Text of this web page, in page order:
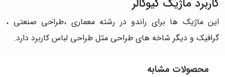
کاربرد ماژیک کیوکالر
این ماژیک ها برای راندو در رشته معماری ،طراحی صنعتی ،
گرافیک و دیگر شاخه های طراحی مثل طراحی لباس کاربرد دارد.
محصولات مشابه